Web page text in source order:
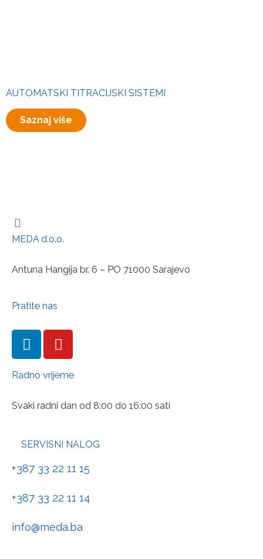
AUTOMATSKI TITRACIJSKI SISTEMI
Saznaj više
MEDA d.o.o.
Antuna Hangija br. 6 – PO 71000 Sarajevo
Pratite nas
Radno vrijeme
Svaki radni dan od 8:00 do 16:00 sati
SERVISNI NALOG
+387 33 22 11 15
+387 33 22 11 14
info@meda.ba